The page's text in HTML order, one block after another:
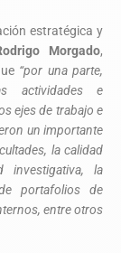
estratégica y
Morgado,
“por una parte,
actividades e
ejes de trabajo e
un importante
la calidad
investigativa, la
portafolios de
entre otros